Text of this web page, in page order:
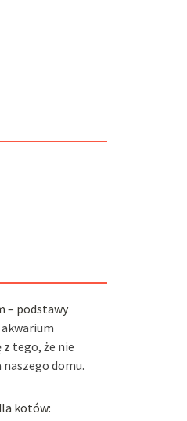
– podstawy
akwarium
z tego, że nie
domu.
kotów: